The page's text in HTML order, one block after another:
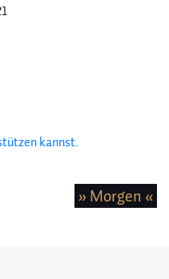
kannst.
» Morgen «